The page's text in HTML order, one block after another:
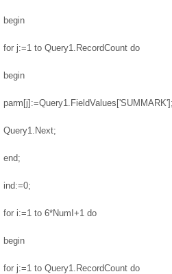
begin
for j:=1 to Query1.RecordCount do
begin
parm[j]:=Query1.FieldValues['SUMMARK'];
Query1.Next;
end;
ind:=0;
for i:=1 to 6*NumI+1 do
begin
for j:=1 to Query1.RecordCount do